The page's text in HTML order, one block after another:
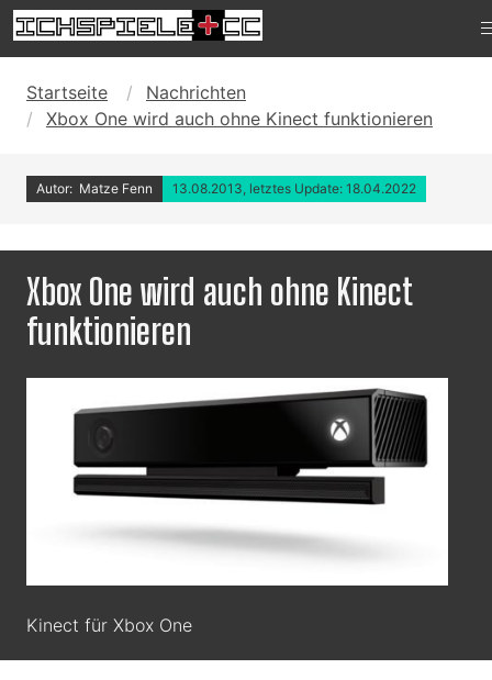
Startseite
Nachrichten
Xbox One wird auch ohne Kinect funktionieren
Autor: Matze Fenn 13.08.2013, letztes Update: 18.04.2022
Xbox One wird auch ohne Kinect
funktionieren
Kinect für Xbox One